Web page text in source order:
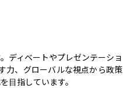
ディベートやプレゼンテーショ
力、グローバルな視点から政策
目指しています。